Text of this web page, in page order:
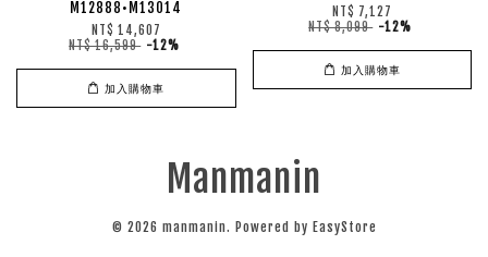
M12888•M13014
NT$ 14,607
NT$ 16,599 -12%
加入購物車
NT$ 7,127
NT$ 8,099 -12%
加入購物車
Manmanin
© 2026 manmanin. Powered by EasyStore